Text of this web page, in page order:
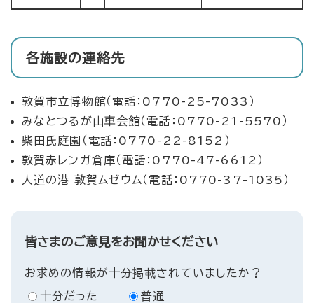
各施設の連絡先
敦賀市立博物館（電話：0770-25-7033）
みなとつるが山車会館（電話：0770-21-5570）
柴田氏庭園（電話：0770-22-8152）
敦賀赤レンガ倉庫（電話：0770-47-6612）
人道の港 敦賀ムゼウム（電話：0770-37-1035）
皆さまのご意見をお聞かせください
お求めの情報が十分掲載されていましたか？
十分だった 普通